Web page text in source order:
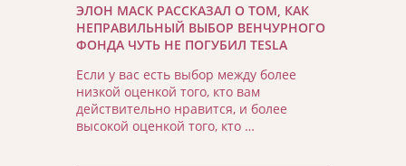
ЭЛОН МАСК РАССКАЗАЛ О ТОМ, КАК
НЕПРАВИЛЬНЫЙ ВЫБОР ВЕНЧУРНОГО
ФОНДА ЧУТЬ НЕ ПОГУБИЛ TESLA
Если у вас есть выбор между более
низкой оценкой того, кто вам
действительно нравится, и более
высокой оценкой того, кто …